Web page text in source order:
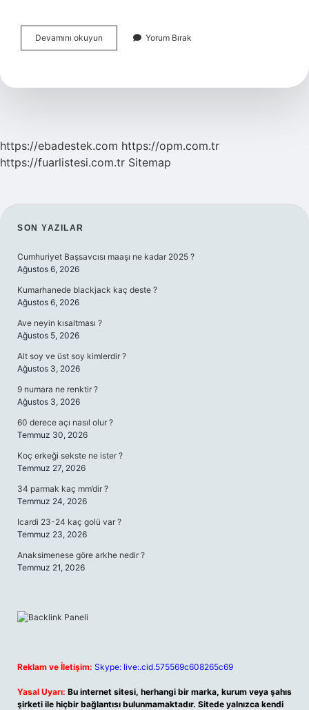
Devamını okuyun
Hastalığına
Gelir
Yorum Bırak
https://ebadestek.com https://opm.com.tr
https://fuarlistesi.com.tr Sitemap
SIDEBAR
SON YAZILAR
Cumhuriyet Başsavcısı maaşı ne kadar 2025 ?
Ağustos 6, 2026
Kumarhanede blackjack kaç deste ?
Ağustos 6, 2026
Ave neyin kısaltması ?
Ağustos 5, 2026
Alt soy ve üst soy kimlerdir ?
Ağustos 3, 2026
9 numara ne renktir ?
Ağustos 3, 2026
60 derece açı nasıl olur ?
Temmuz 30, 2026
Koç erkeği sekste ne ister ?
Temmuz 27, 2026
34 parmak kaç mm’dir ?
Temmuz 24, 2026
Icardi 23-24 kaç golü var ?
Temmuz 23, 2026
Anaksimenese göre arkhe nedir ?
Temmuz 21, 2026
Reklam ve İletişim: Skype: live:.cid.575569c608265c69
Yasal Uyarı: Bu internet sitesi, herhangi bir marka, kurum veya şahıs
şirketi ile hiçbir bağlantısı bulunmamaktadır. Sitede yalnızca kendi